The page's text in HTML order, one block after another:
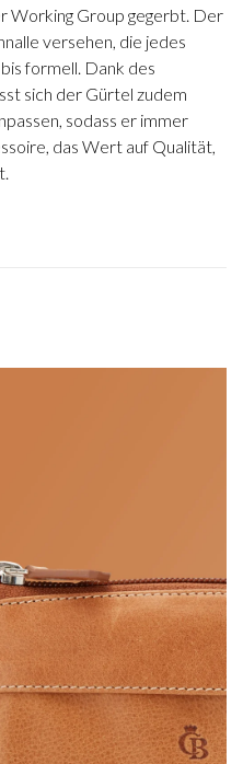
Working Group gegerbt. Der
versehen, die jedes
formell. Dank des
sich der Gürtel zudem
sodass er immer
das Wert auf Qualität,